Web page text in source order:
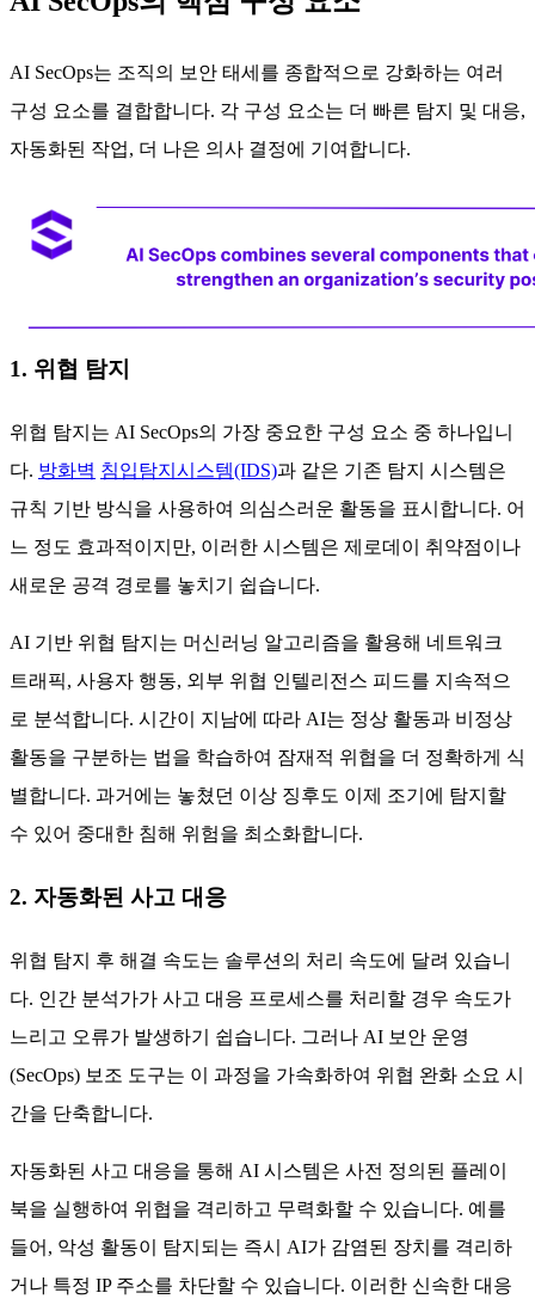
AI SecOps는 조직의 보안 태세를 종합적으로 강화하는 여러
구성 요소를 결합합니다. 각 구성 요소는 더 빠른 탐지 및 대응,
자동화된 작업, 더 나은 의사 결정에 기여합니다.
1. 위협 탐지
위협 탐지는 AI SecOps의 가장 중요한 구성 요소 중 하나입니
다. 방화벽 침입탐지시스템(IDS)과 같은 기존 탐지 시스템은
규칙 기반 방식을 사용하여 의심스러운 활동을 표시합니다. 어
느 정도 효과적이지만, 이러한 시스템은 제로데이 취약점이나
새로운 공격 경로를 놓치기 쉽습니다.
AI 기반 위협 탐지는 머신러닝 알고리즘을 활용해 네트워크
트래픽, 사용자 행동, 외부 위협 인텔리전스 피드를 지속적으
로 분석합니다. 시간이 지남에 따라 AI는 정상 활동과 비정상
활동을 구분하는 법을 학습하여 잠재적 위협을 더 정확하게 식
별합니다. 과거에는 놓쳤던 이상 징후도 이제 조기에 탐지할
수 있어 중대한 침해 위험을 최소화합니다.
2. 자동화된 사고 대응
위협 탐지 후 해결 속도는 솔루션의 처리 속도에 달려 있습니
다. 인간 분석가가 사고 대응 프로세스를 처리할 경우 속도가
느리고 오류가 발생하기 쉽습니다. 그러나 AI 보안 운영
(SecOps) 보조 도구는 이 과정을 가속화하여 위협 완화 소요 시
간을 단축합니다.
자동화된 사고 대응을 통해 AI 시스템은 사전 정의된 플레이
북을 실행하여 위협을 격리하고 무력화할 수 있습니다. 예를
들어, 악성 활동이 탐지되는 즉시 AI가 감염된 장치를 격리하
거나 특정 IP 주소를 차단할 수 있습니다. 이러한 신속한 대응